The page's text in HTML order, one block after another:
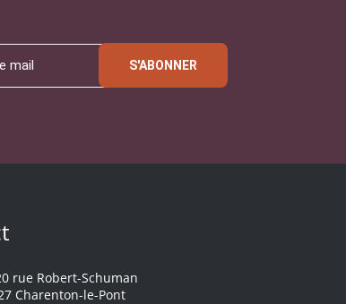
S'ABONNER
rue Robert-Schuman
Charenton-le-Pont